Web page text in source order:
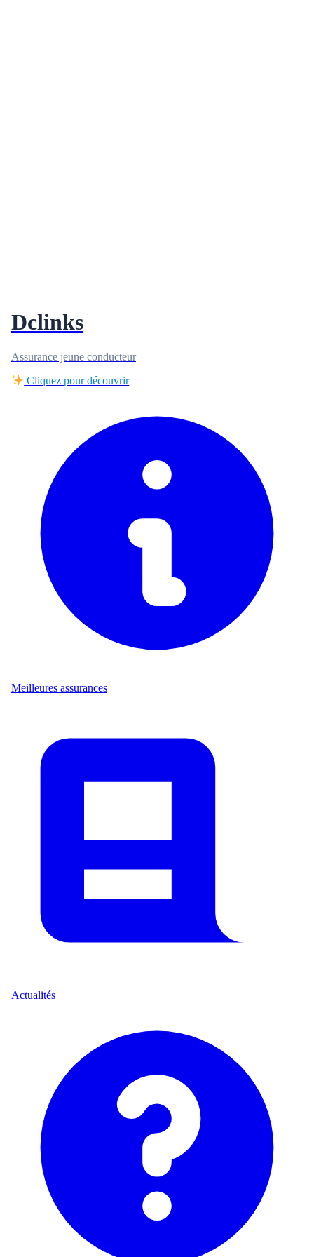
Dclinks
Assurance jeune conducteur
Cliquez pour découvrir
Meilleures assurances
Actualités